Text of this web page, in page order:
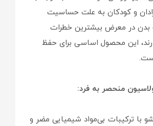
و کودکان به علت حساسیت
در معرض بیشترین خطرات
این محصول اساسی برای حفظ
منحصر به فرد:
با ترکیبات بی‌مواد شیمیایی مضر و